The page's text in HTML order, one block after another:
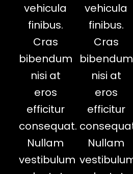
vehicula
finibus.
Cras
bibendum
nisi at
eros
efficitur
consequat.
Nullam
vestibulum
vehicula
finibus.
Cras
bibendum
nisi at
eros
efficitur
Nullam